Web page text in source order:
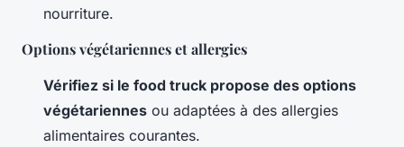
nourriture.
Options végétariennes et allergies
Vérifiez si le food truck propose des options
végétariennes ou adaptées à des allergies
alimentaires courantes.